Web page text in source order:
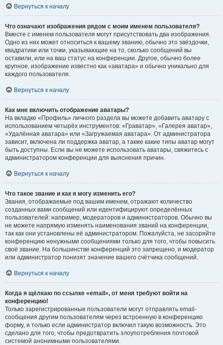
Вернуться к началу
Что означают изображения рядом с моим именем пользователя?
Вместе с именем пользователя могут присутствовать два изображения.
Одно из них может относиться к вашему званию, обычно это звёздочки,
квадратики или точки, указывающие на то, сколько сообщений вы
оставили, или на ваш статус на конференции. Другое, обычно более
крупное, изображение известно как «аватара» и обычно уникально для
каждого пользователя.
Вернуться к началу
Как мне включить отображение аватары?
На вкладке «Профиль» личного раздела вы можете добавить аватару с
использованием четырёх инструментов: «Граватар», «Галерея аватар»,
«Удалённая аватара» или «Загружаемая аватара». От администратора
зависит, включена ли поддержка аватар, а также какие типы аватар могут
быть доступны. Если вы не можете использовать аватары, свяжитесь с
администратором конференции для выяснения причин.
Вернуться к началу
Что такое звание и как я могу изменить его?
Звания, отображаемые под вашим именем, отражают количество
созданных вами сообщений или идентифицируют определённых
пользователей: например, модераторов и администраторов. Обычно вы
не можете напрямую изменять наименования званий на конференции,
так как они установлены её администратором. Пожалуйста, не засоряйте
конференцию ненужными сообщениями только для того, чтобы повысить
своё звание. На большинстве конференций это запрещено, и модератор
или администратор понизят значение вашего счётчика сообщений.
Вернуться к началу
Когда я щёлкаю по ссылке «email», от меня требуют войти на
конференцию!
Только зарегистрированные пользователи могут отправлять email-
сообщения другим пользователям через встроенную в конференцию
форму, и только если администратор включил такую возможность. Это
сделано для того, чтобы предотвратить злоупотребления почтовой
системой анонимными пользователями.